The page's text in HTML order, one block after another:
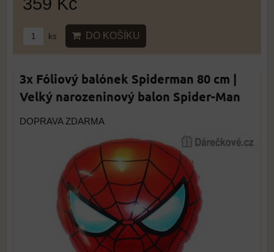
ks DO KOŠÍKU
3x Fóliový balónek Spiderman 80 cm |
Velký narozeninový balon Spider-Man
DOPRAVA ZDARMA